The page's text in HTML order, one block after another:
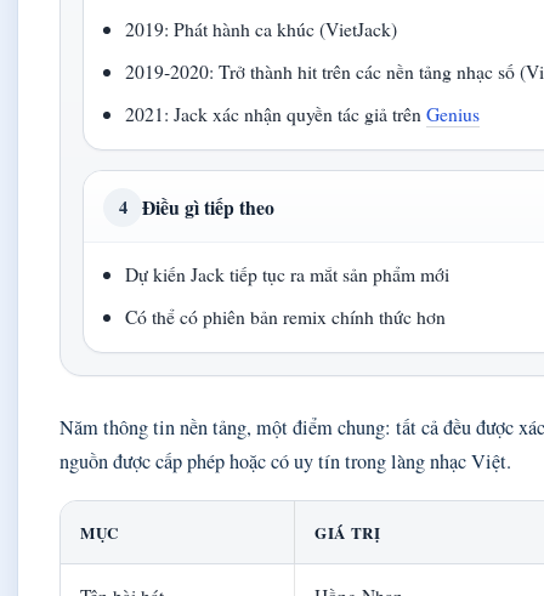
2019: Phát hành ca khúc (VietJack)
2019‑2020: Trở thành hit trên các nền tảng nhạc số
2021: Jack xác nhận quyền tác giả trênGenius
4 Điều gì tiếp theo
Dự kiến Jack tiếp tục ra mắt sản phẩm mới
Có thể có phiên bản remix chính thức hơn
Năm thông tin nền tảng, một điểm chung: tất cả đều được
nguồn được cấp phép hoặc có uy tín trong làng nhạc Việt.
MỤC GIÁ TRỊ